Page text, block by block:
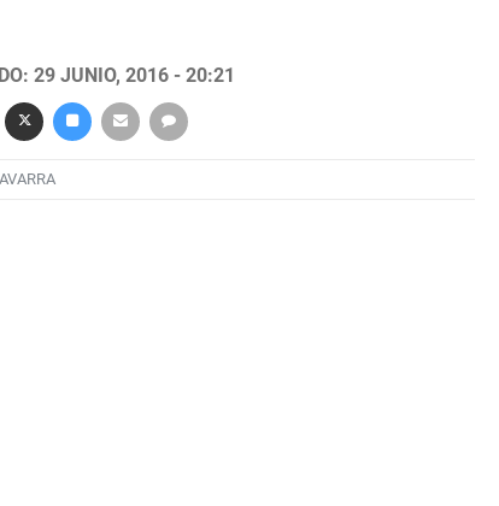
29 JUNIO, 2016 - 20:21